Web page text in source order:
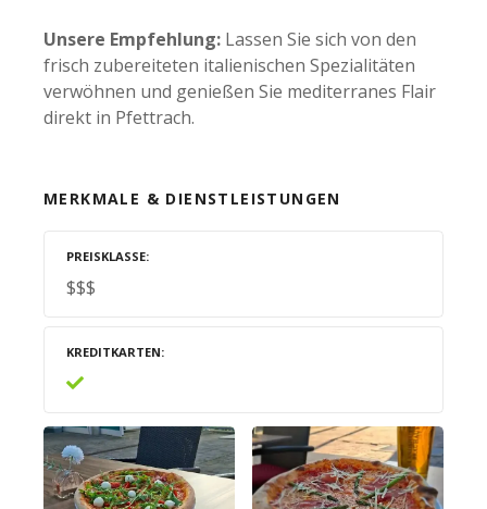
Unsere Empfehlung: Lassen Sie sich von den
frisch zubereiteten italienischen Spezialitäten
verwöhnen und genießen Sie mediterranes Flair
direkt in Pfettrach.
MERKMALE & DIENSTLEISTUNGEN
PREISKLASSE
$$$
KREDITKARTEN